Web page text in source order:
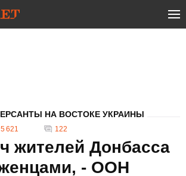
НА ВОСТОКЕ УКРАИНЫ
5 621 122
жителей Донбасса
- ООН